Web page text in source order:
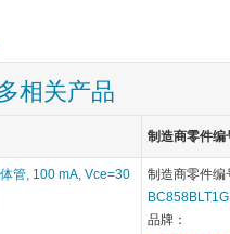
相关产品
制造商零件编
管, 100 mA, Vce=30
制造商零件编
BC858BLT1G
品牌：